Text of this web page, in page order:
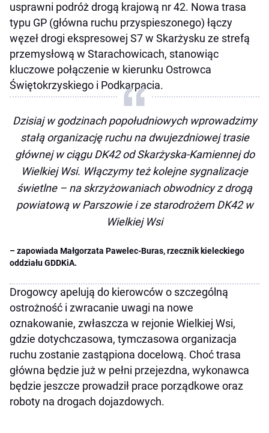
usprawni podróż drogą krajową nr 42. Nowa trasa
typu GP (główna ruchu przyspieszonego) łączy
węzeł drogi ekspresowej S7 w Skarżysku ze strefą
przemysłową w Starachowicach, stanowiąc
kluczowe połączenie w kierunku Ostrowca
Świętokrzyskiego i Podkarpacia.
Dzisiaj w godzinach popołudniowych wprowadzimy
stałą organizację ruchu na dwujezdniowej trasie
głównej w ciągu DK42 od Skarżyska-Kamiennej do
Wielkiej Wsi. Włączymy też kolejne sygnalizacje
świetlne – na skrzyżowaniach obwodnicy z drogą
powiatową w Parszowie i ze starodrożem DK42 w
Wielkiej Wsi
– zapowiada Małgorzata Pawelec-Buras, rzecznik kieleckiego
oddziału GDDKiA.
Drogowcy apelują do kierowców o szczególną
ostrożność i zwracanie uwagi na nowe
oznakowanie, zwłaszcza w rejonie Wielkiej Wsi,
gdzie dotychczasowa, tymczasowa organizacja
ruchu zostanie zastąpiona docelową. Choć trasa
główna będzie już w pełni przejezdna, wykonawca
będzie jeszcze prowadził prace porządkowe oraz
roboty na drogach dojazdowych.